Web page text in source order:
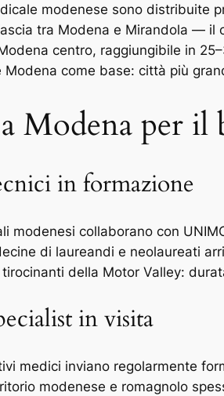
modenese sono distribuite
tra Modena e Mirandola —
centro, raggiungibile in
Modena come base: città più
Modena per il
in formazione
modenesi collaborano con
di laureandi e neolaureati
della Motor Valley:
in visita
medici inviano regolarmente
modenese e romagnolo